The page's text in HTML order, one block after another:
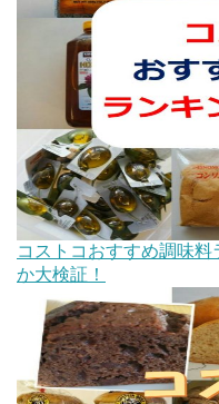
コストコおすすめ調味
か大検証！